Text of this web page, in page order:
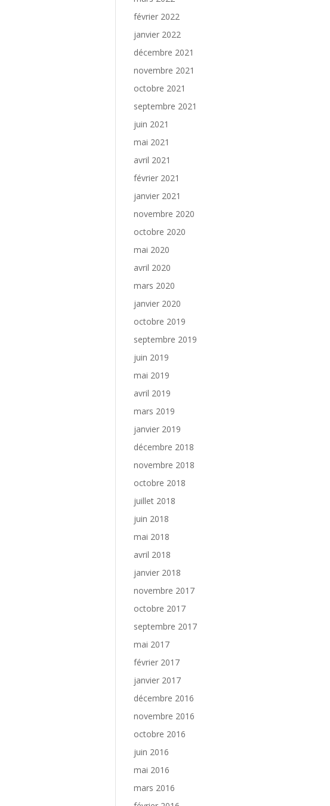
février 2022
janvier 2022
décembre 2021
novembre 2021
octobre 2021
septembre 2021
juin 2021
mai 2021
avril 2021
février 2021
janvier 2021
novembre 2020
octobre 2020
mai 2020
avril 2020
mars 2020
janvier 2020
octobre 2019
septembre 2019
juin 2019
mai 2019
avril 2019
mars 2019
janvier 2019
décembre 2018
novembre 2018
octobre 2018
juillet 2018
juin 2018
mai 2018
avril 2018
janvier 2018
novembre 2017
octobre 2017
septembre 2017
mai 2017
février 2017
janvier 2017
décembre 2016
novembre 2016
octobre 2016
juin 2016
mai 2016
mars 2016